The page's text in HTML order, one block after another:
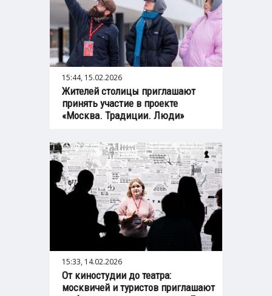
15:44, 15.02.2026
Жителей столицы приглашают
принять участие в проекте
«Москва. Традиции. Люди»
15:33, 14.02.2026
От киностудии до театра:
москвичей и туристов приглашают